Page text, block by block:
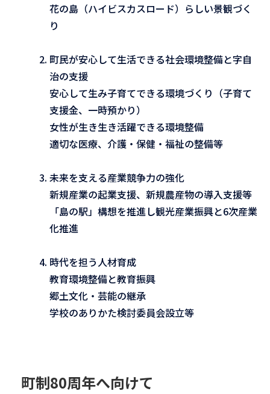
花の島（ハイビスカスロード）らしい景観づく
り
町民が安心して生活できる社会環境整備と字自
治の支援
安心して生み子育てできる環境づくり（子育て
支援金、一時預かり）
女性が生き生き活躍できる環境整備
適切な医療、介護・保健・福祉の整備等
未来を支える産業競争力の強化
新規産業の起業支援、新規農産物の導入支援等
「島の駅」構想を推進し観光産業振興と6次産業
化推進
時代を担う人材育成
教育環境整備と教育振興
郷土文化・芸能の継承
学校のありかた検討委員会設立等
町制80周年へ向けて